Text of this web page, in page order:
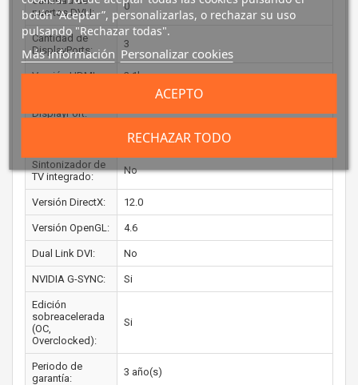
puertos DVI-I:
0
Cantidad de
DisplayPorts:
3
Versión HDMI: 2.1b
DisplayPort:
Sintonizador de
TV integrado:
No
Versión DirectX: 12.0
Versión OpenGL: 4.6
Dual Link DVI: No
NVIDIA G-SYNC: Si
Edición
sobreacelerada
(OC,
Overclocked):
Si
Periodo de
garantía:
3 año(s)
botón “Aceptar”, personalizarlas, o rechazar su uso
pulsando "Rechazar todas".
Más información Personalizar cookies
RECHAZAR TODO
ACEPTO